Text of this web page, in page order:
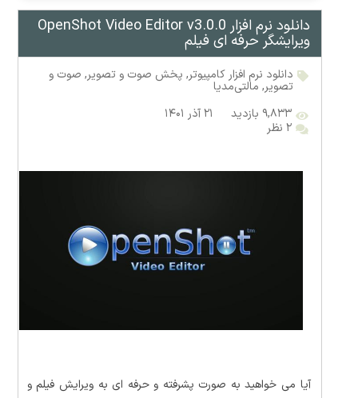
دانلود نرم افزار OpenShot Video Editor v3.0.0
ویرایشگر حرفه ای فیلم
دانلود نرم افزار کامپیوتر, پخش صوت و تصویر, صوت و
تصویر, مالتی‌مدیا
۹,۸۳۳ بازدید
۲۱ آذر ۱۴۰۱
۲ نظر
آیا می خواهید به صورت پشرفته و حرفه ای به ویرایش فیلم و